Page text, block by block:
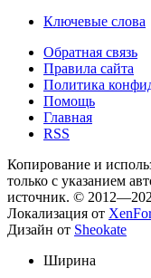
Ключевые слова
Обратная связь
Правила сайта
Политика
Помощь
Главная
RSS
Копирование и
только с указанием
источник. ©
Локализация от
Дизайн от Sheokate
Ширина